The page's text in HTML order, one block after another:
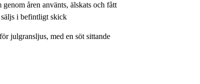
åren använts, älskats och fått
i befintligt skick
julgransljus, med en söt sittande